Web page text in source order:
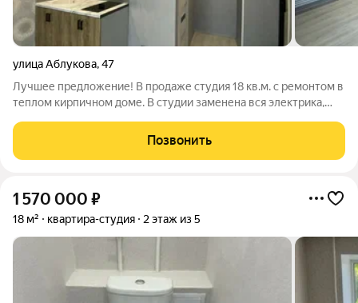
улица Аблукова,47
Лучшее предложение! В продаже студия 18 кв.м. с ремонтом в
теплом кирпичном доме. В студии заменена вся электрика,
жалюзи, натяжной потолок, на полу линолеум, хорошая ниша
под зону прихожей.
Позвонить
1 570 000 ₽
18 м² квартира-студия 2 этаж из 5